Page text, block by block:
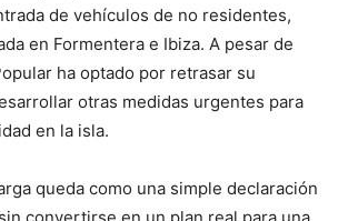
de vehículos de no residentes,
en Formentera e Ibiza. A pesar de
ha optado por retrasar su
otras medidas urgentes para
en la isla.
queda como una simple declaración